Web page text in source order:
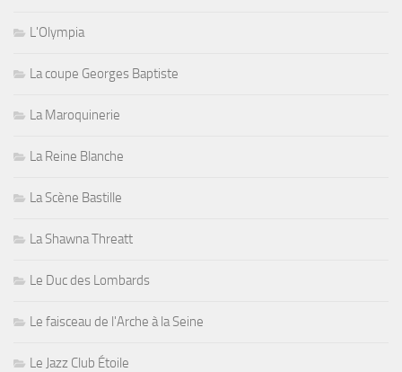
L'Olympia
La coupe Georges Baptiste
La Maroquinerie
La Reine Blanche
La Scène Bastille
La Shawna Threatt
Le Duc des Lombards
Le faisceau de l'Arche à la Seine
Le Jazz Club Étoile